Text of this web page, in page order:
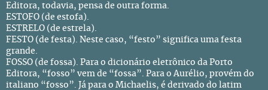
Editora, todavia, pensa de outra forma.
ESTOFO (de estofa).
ESTRELO (de estrela).
FESTO (de festa). Neste caso, “festo” significa uma festa
grande.
FOSSO (de fossa). Para o dicionário eletrônico da Porto
Editora, “fosso” vem de “fossa”. Para o Aurélio, provém do
italiano “fosso”. Já para o Michaelis, é derivado do latim